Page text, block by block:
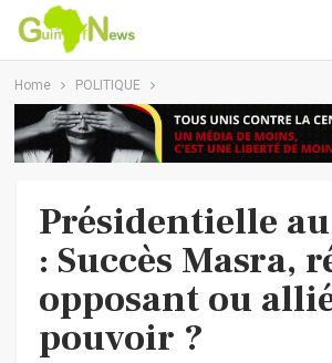
Home POLITIQUE
Présidentielle
: Succès Masra,
opposant ou
pouvoir ?